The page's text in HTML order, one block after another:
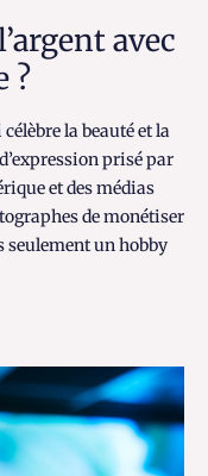
avec
?
la beauté et la
prisé par
et des médias
de monétiser
seulement un hobby